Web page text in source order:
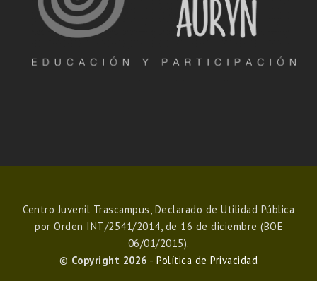
Centro Juvenil Trascampus, Declarado de Utilidad Pública
por Orden INT/2541/2014, de 16 de diciembre (BOE
06/01/2015).
© Copyright 2026 -Política de Privacidad